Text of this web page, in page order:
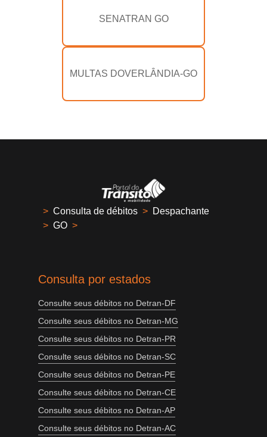
SENATRAN GO
MULTAS DOVERLÂNDIA-GO
> Consulta de débitos > Despachante
> GO >
Consulta por estados
Consulte seus débitos no Detran-DF
Consulte seus débitos no Detran-MG
Consulte seus débitos no Detran-PR
Consulte seus débitos no Detran-SC
Consulte seus débitos no Detran-PE
Consulte seus débitos no Detran-CE
Consulte seus débitos no Detran-AP
Consulte seus débitos no Detran-AC